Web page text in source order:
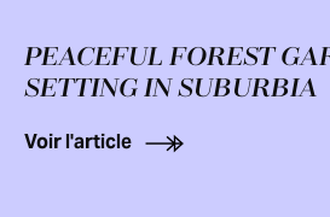
PEACEFUL FOREST
SETTING IN SUBURBIA
Voir l'article